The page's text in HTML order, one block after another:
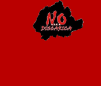
contenuto